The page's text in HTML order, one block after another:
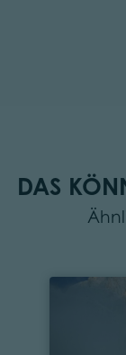
DAS